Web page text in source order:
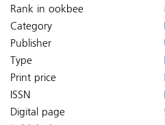
Rank in ookbee
Category
Publisher
Type
Print price
ISSN
Digital page